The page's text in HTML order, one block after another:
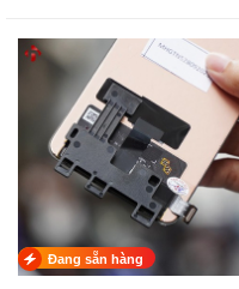
Đang sẵn hàng